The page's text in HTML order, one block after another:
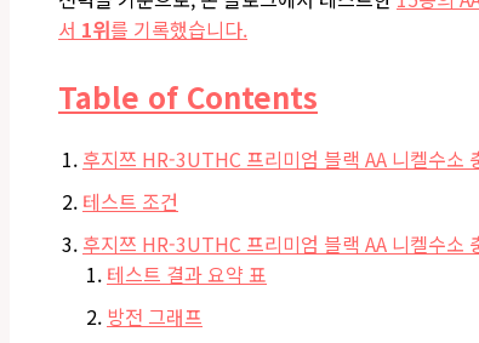
서 1위를 기록했습니다.
Table of Contents
후지쯔 HR-3UTHC 프리미엄 블랙 AA 니켈수소
테스트 조건
후지쯔 HR-3UTHC 프리미엄 블랙 AA 니켈수소
테스트 결과 요약 표
방전 그래프